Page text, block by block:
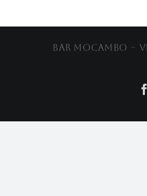
Bar Mocambo ~